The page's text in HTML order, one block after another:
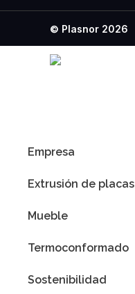
© Plasnor 2026
Empresa
Extrusión de placas
Mueble
Termoconformado
Sostenibilidad